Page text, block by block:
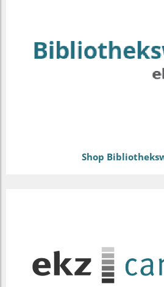
Shop